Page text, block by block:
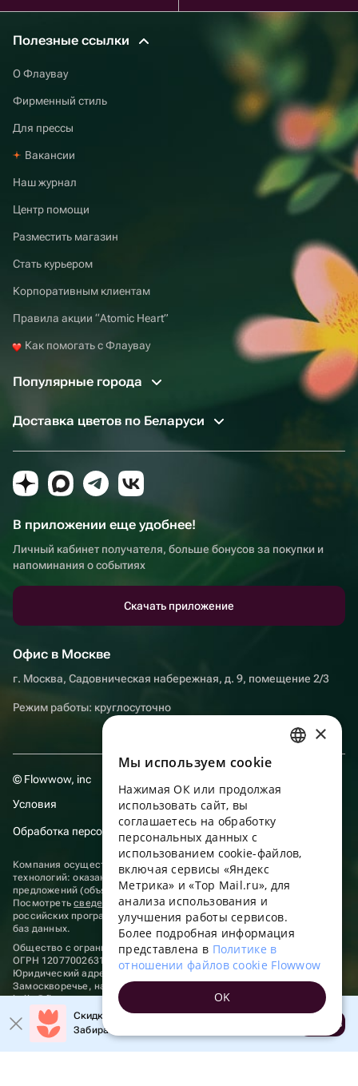
Полезные ссылки
О Флаувау
Фирменный стиль
Для прессы
Вакансии
Наш журнал
Центр помощи
Разместить магазин
Стать курьером
Корпоративным клиентам
Правила акции “Atomic Heart”
Как помогать с Флаувау
Популярные города
Доставка цветов по Беларуси
В приложении еще удобнее!
Личный кабинет получателя, больше бонусов за покупки и
напоминания о событиях
Скачать приложение
Офис в Москве
г. Москва, Садовническая набережная, д. 9, помещение 2/3
Режим работы: круглосуточно
© Flowwow, inc
Условия
Обработка персональных данных
Компания осуществляет деятельность в области информационных
технологий: оказание услуг в сети “Интернет” по размещению
предложений (объявлений) продавцов о реализации товаров.
Посмотретьсведения о программах, включенных в реестр
российских программ для электронных вычислительных машин и
баз данных.
Общество с ограниченной ответственностью «ФЛАУВАУ»
ОГРН 1207700263198, ИНН 9702020445
Юридический адрес: г. Москва, вн.тер. г. Муниципальный округ
Замоскворечье, наб. Садовническая, д. 9, помещ. 2/3.
hello@flowwow.com
8 800 555-16-15
Применяютсярекомендательные технологии
Скидка до 10% на первый заказ!
Забирайте промокод в приложении!
Открыть
ENGLISH
UKRAINIAN
PORTUGUESE
FRENCH
TURKISH
POLISH
×
Мы используем сookie
Нажимая ОК или продолжая
использовать сайт, вы
соглашаетесь на обработку
персональных данных с
использованием cookie-файлов,
включая сервисы «Яндекс
Метрика» и «Top Mail.ru», для
анализа использования и
улучшения работы сервисов.
Более подробная информация
представлена в Политике в
отношении файлов cookie Flowwow
OK